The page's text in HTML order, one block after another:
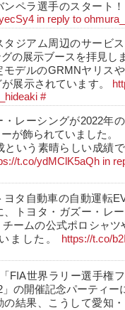
ンペラ選手のスタート
in reply to
ジアム周辺のサービ
の展示ブースを拝見し
モデルのGRMNヤリス
展示されています。
#
レーシングが2022年
が飾られていました。
という素晴らしい成績
t.co/ydMClK5aQh in
タ自動車の自動運転
、トヨタ・ガズー・レ
ームの公式ポロシャ
ました。
https://t.co/
FIA世界ラリー選手権
」の開催記念パーティー
の結果、こうして愛知